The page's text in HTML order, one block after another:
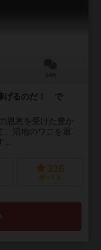
げるのだ！ で
恩恵を受けた豊か
、沼地のワニを退
...
316
持ってる